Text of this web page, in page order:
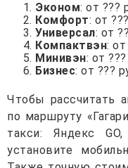
Эконом: от ???
Комфорт: от
Универсал: от
Компактвэн:
Минивэн: от
Бизнес: от ???
Чтобы рассчитать
по маршруту
такси: Яндекс
установите